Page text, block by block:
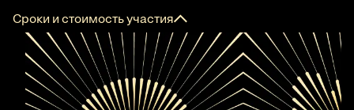
Сроки и стоимость участия